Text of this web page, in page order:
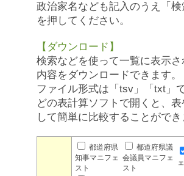
政治家名なども記入のうえ「
を押してください。
【ダウンロード】
検索などを使って一覧に表示
内容をダウンロードできます。
ファイル形式は「tsv」「txt」
どの表計算ソフトで開くと、
して簡単に比較することができ
都道府県
知事マニフェ
スト
都道府県議
会議員マニフェ
スト